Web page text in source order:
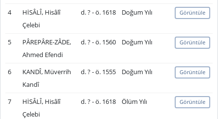
4
HİSÂLÎ, Hisâlî
Çelebi
d. ? - ö. 1618 Doğum Yılı Görüntüle
5
PÂREPÂRE-ZÂDE,
Ahmed Efendi
d. ? - ö. 1560 Doğum Yılı Görüntüle
6
KANDÎ, Müverrih
Kandî
d. ? - ö. 1555 Doğum Yılı Görüntüle
7
HİSÂLÎ, Hisâlî
Çelebi
d. ? - ö. 1618 Ölüm Yılı Görüntüle